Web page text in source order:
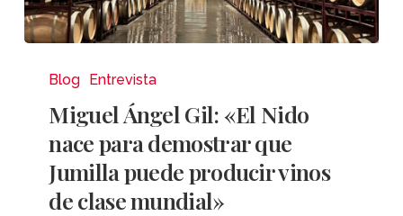
Ángel
Nido
nace
para
Blog Entrevista
Miguel Ángel Gil: «El Nido
nace para demostrar que
Jumilla puede producir vinos
de clase mundial»